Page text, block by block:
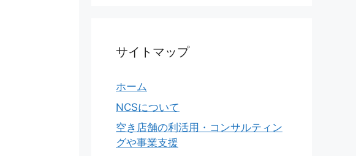
サイトマップ
ホーム
NCSについて
空き店舗の利活用・コンサルティン
グや事業支援